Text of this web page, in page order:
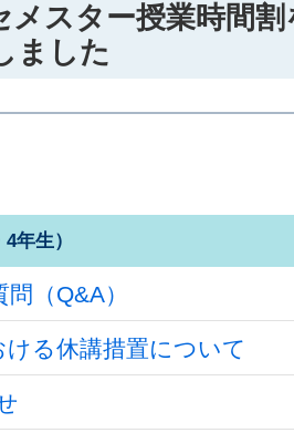
メスター授業時間
ました
年生）
（Q&A）
ける休講措置について